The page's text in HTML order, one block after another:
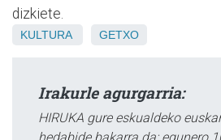
dizkiete.
KULTURA GETXO
Irakurle agurgarria:
HIRUKA gure eskualdeko
hedabide bakarra da; egunero